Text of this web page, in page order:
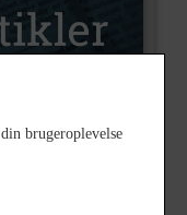
brugeroplevelse